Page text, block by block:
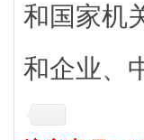
和国家机
和企业、